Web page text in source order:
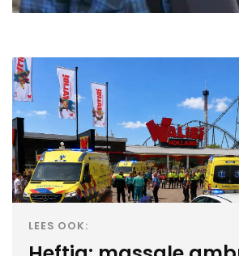
LEES OOK: